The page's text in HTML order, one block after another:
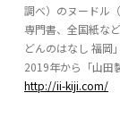
調べ）のヌードル
専門書、全国紙な
どんのはなし 福岡
2019年から「山田
http://ii-kiji.com/